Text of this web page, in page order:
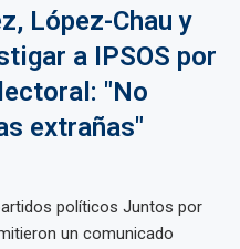
López-Chau y
a IPSOS por
"No
extrañas"
políticos Juntos por
un comunicado